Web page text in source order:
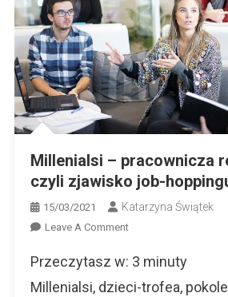
Millenialsi – pracownicza
czyli zjawisko job-
15/03/2021 Katarzyna Świątek
Leave A CommentOn
–
Pracownicza
Przeczytasz w: 3 minuty
Millenialsi, dzieci-trofea,